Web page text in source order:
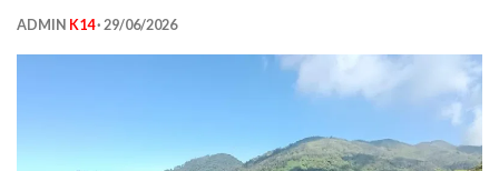
ADMIN K14· 29/06/2026